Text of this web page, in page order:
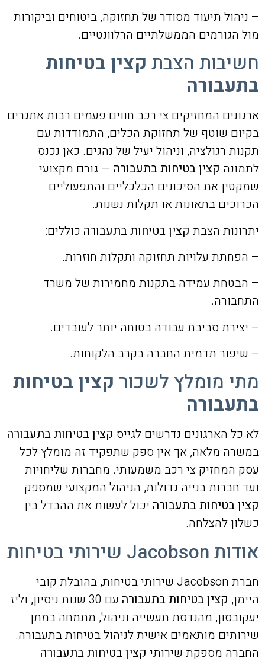
– ניהול תיעוד מסודר של תחזוקה, ביטוחים וביקורות
מול הגורמים הממשלתיים הרלוונטיים.
חשיבות הצבת קצין בטיחות
בתעבורה
ארגונים המחזיקים צי רכב חווים פעמים רבות אתגרים
בקיום שוטף של תחזוקת הכלים, התמודדות עם
תקנות רגולציה, וניהול יעיל של נהגים. כאן נכנס
לתמונה קצין בטיחות בתעבורה — גורם מקצועי
שמקטין את הסיכונים הכלכליים והתפעוליים
הכרוכים בתאונות או תקלות נשנות.
יתרונות הצבת קצין בטיחות בתעבורה כוללים:
– הפחתת עלויות תחזוקה ותקלות חוזרות.
– הבטחת עמידה בתקנות מחמירות של משרד
התחבורה.
– יצירת סביבת עבודה בטוחה יותר לעובדים.
– שיפור תדמית החברה בקרב הלקוחות.
מתי מומלץ לשכור קצין בטיחות
בתעבורה
לא כל הארגונים נדרשים לגייס קצין בטיחות בתעבורה
במשרה מלאה, אך אין ספק שתפקיד זה מומלץ לכל
עסק המחזיק צי רכב משמעותי. מחברות שליחויות
ועד חברות בנייה גדולות, הניהול המקצועי שמספק
קצין בטיחות בתעבורה יכול לעשות את ההבדל בין
כשלון להצלחה.
אודות Jacobson שירותי בטיחות
חברת Jacobson שירותי בטיחות, בהובלת קובי
היימן, קצין בטיחות בתעבורה
עם 30 שנות ניסיון, וליז
יעקובסון, מהנדסת תעשייה וניהול, מתמחה במתן
שירותים מותאמים אישית לניהול בטיחות בתעבורה.
החברה מספקת שירותי קצין בטיחות בתעבורה